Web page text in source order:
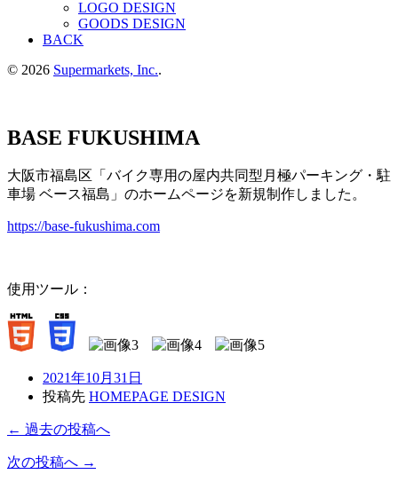
LOGO DESIGN
GOODS DESIGN
BACK
© 2026 Supermarkets, Inc..
BASE FUKUSHIMA
大阪市福島区「バイク専用の屋内共同型月極パーキング・駐
車場 ベース福島」のホームページを新規制作しました。
https://base-fukushima.com
使用ツール：
2021年10月31日
投稿先 HOMEPAGE DESIGN
← 過去の投稿へ
次の投稿へ →